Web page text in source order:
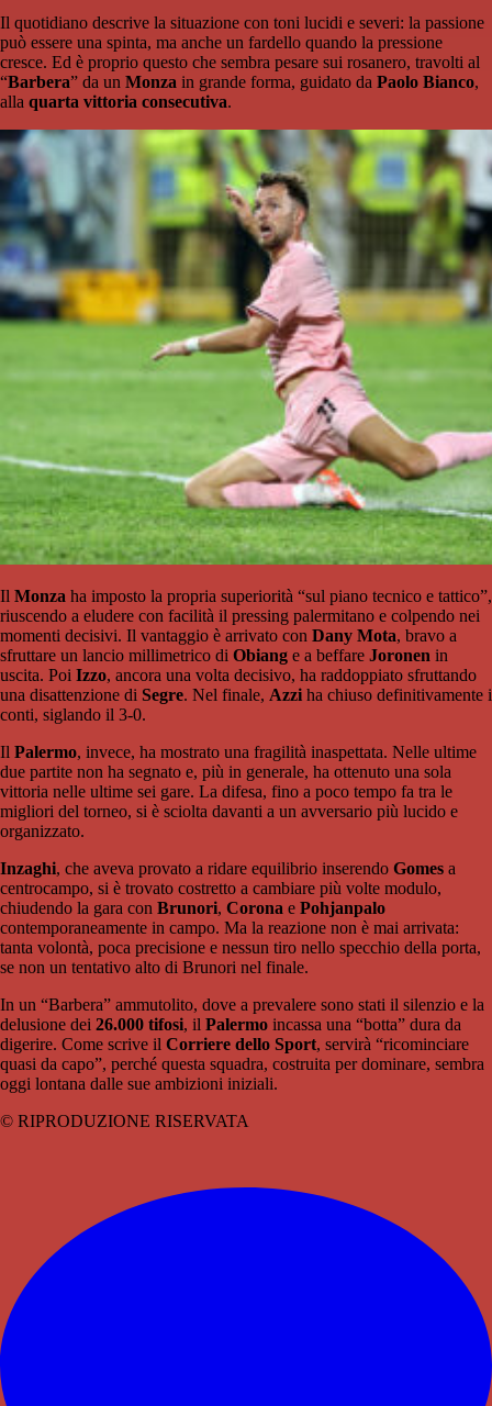
Il quotidiano descrive la situazione con toni lucidi e severi: la passione
può essere una spinta, ma anche un fardello quando la pressione
cresce. Ed è proprio questo che sembra pesare sui rosanero, travolti al
“Barbera” da un Monza in grande forma, guidato da Paolo Bianco,
alla quarta vittoria consecutiva.
Il Monza ha imposto la propria superiorità “sul piano tecnico e tattico”,
riuscendo a eludere con facilità il pressing palermitano e colpendo nei
momenti decisivi. Il vantaggio è arrivato con Dany Mota, bravo a
sfruttare un lancio millimetrico di Obiang e a beffare Joronen in
uscita. Poi Izzo, ancora una volta decisivo, ha raddoppiato sfruttando
una disattenzione di Segre. Nel finale, Azzi ha chiuso definitivamente i
conti, siglando il 3-0.
Il Palermo, invece, ha mostrato una fragilità inaspettata. Nelle ultime
due partite non ha segnato e, più in generale, ha ottenuto una sola
vittoria nelle ultime sei gare. La difesa, fino a poco tempo fa tra le
migliori del torneo, si è sciolta davanti a un avversario più lucido e
organizzato.
Inzaghi, che aveva provato a ridare equilibrio inserendo Gomes a
centrocampo, si è trovato costretto a cambiare più volte modulo,
chiudendo la gara con Brunori, Corona e Pohjanpalo
contemporaneamente in campo. Ma la reazione non è mai arrivata:
tanta volontà, poca precisione e nessun tiro nello specchio della porta,
se non un tentativo alto di Brunori nel finale.
In un “Barbera” ammutolito, dove a prevalere sono stati il silenzio e la
delusione dei 26.000 tifosi, il Palermo incassa una “botta” dura da
digerire. Come scrive il Corriere dello Sport, servirà “ricominciare
quasi da capo”, perché questa squadra, costruita per dominare, sembra
oggi lontana dalle sue ambizioni iniziali.
© RIPRODUZIONE RISERVATA